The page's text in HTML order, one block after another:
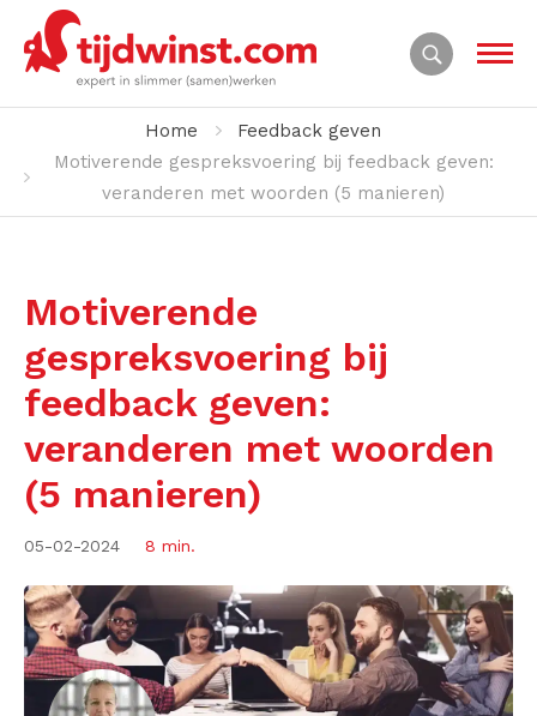
Home
Feedback geven
Motiverende gespreksvoering bij feedback geven:
veranderen met woorden (5 manieren)
Motiverende
gespreksvoering bij
feedback geven:
veranderen met woorden
(5 manieren)
05-02-2024 8 min.